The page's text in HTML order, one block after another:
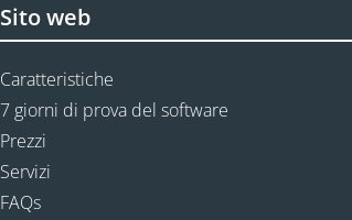
Sito web
Caratteristiche
7 giorni di prova del software
Prezzi
Servizi
FAQs